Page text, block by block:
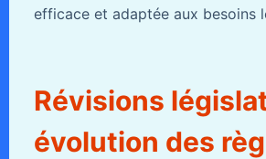
efficace et adaptée aux besoins
Révisions
évolution des